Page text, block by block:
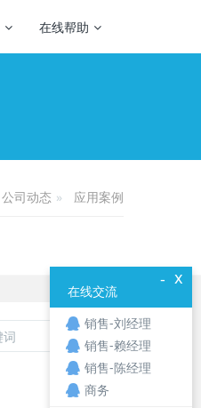
在线帮助
公司动态 应用案例
x
-
在线交流
销售-刘经理
销售-赖经理
销售-陈经理
商务